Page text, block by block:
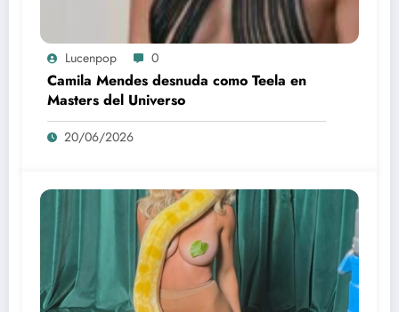
Lucenpop 0
Camila Mendes desnuda como Teela en
Masters del Universo
20/06/2026